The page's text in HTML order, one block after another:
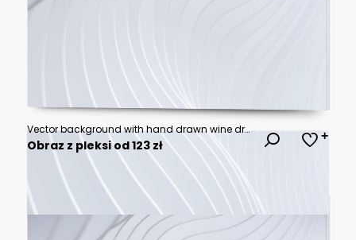
Vector background with hand drawn wine drawings.
Obraz z pleksi od 123 zł